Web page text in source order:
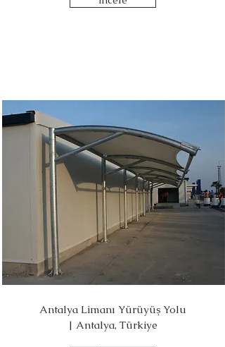
Antalya Limanı Yürüyüş Yolu
| Antalya, Türkiye